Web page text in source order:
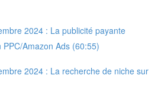
2024 : La publicité payante
Amazon Ads (60:55)
2024 : La recherche de niche sur